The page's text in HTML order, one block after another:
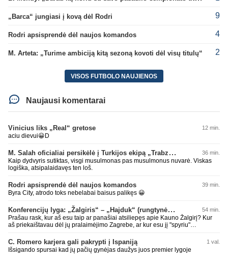
„Barca“ jungiasi į kovą dėl Rodri 9
Rodri apsisprendė dėl naujos komandos 4
M. Arteta: „Turime ambiciją kitą sezoną kovoti dėl visų titulų“ 2
VISOS FUTBOLO NAUJIENOS
Naujausi komentarai
Vinicius liks „Real“ gretose 12 min.
aciu dievui😀D
M. Salah oficialiai persikėlė į Turkijos ekipą „Trabzonspor“ 36 min.
Kaip dydvyris sutiktas, visgi musulmonas pas musulmonus nuvarė. Viskas
logiška, atsipalaidavęs ten loš.
Rodri apsisprendė dėl naujos komandos 39 min.
Byra City, atrodo toks nebelabai baisus palikęs 😀
Konferencijų lyga: „Žalgiris“ – „Hajduk“ (rungtynės tiesiogiai) 54 min.
Prašau rask, kur aš esu taip ar panašiai atsiliepęs apie Kauno Žalgirį? Kur
aš priekaištavau dėl jų pralaimėjimo Zagrebe, ar kur esu jį "spyriu"
C. Romero karjera gali pakrypti į Ispaniją 1 val.
Išsigando spursai kad jų pačių gynėjas daužys juos premier lygoje